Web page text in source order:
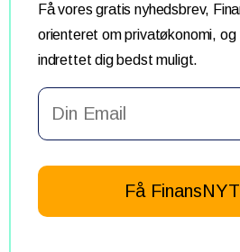
Få vores gratis nyhedsbrev,
orienteret om privatøkonomi,
indrettet dig bedst muligt.
Business
Email *
Få FinansNYT